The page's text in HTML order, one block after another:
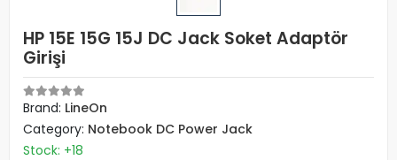
HP 15E 15G 15J DC Jack Soket Adaptör
Girişi
Brand: LineOn
Category: Notebook DC Power Jack
Stock: +18